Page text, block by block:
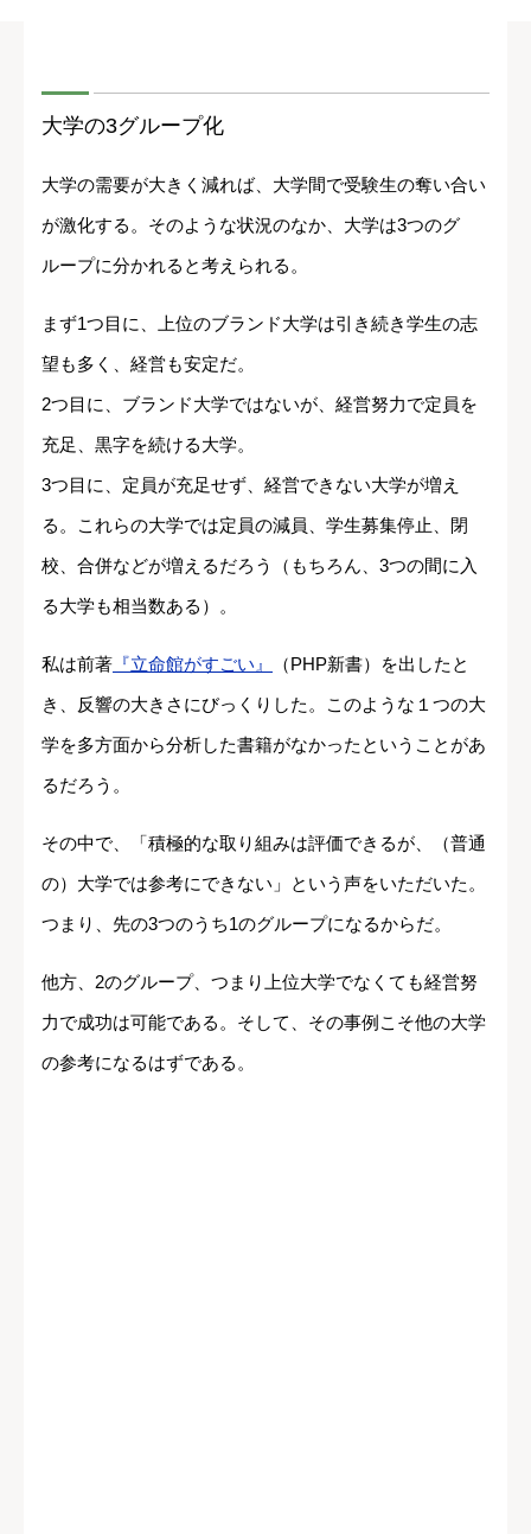
大学の3グループ化
大学の需要が大きく減れば、大学間で受験生の奪い合い
が激化する。そのような状況のなか、大学は3つのグ
ループに分かれると考えられる。
まず1つ目に、上位のブランド大学は引き続き学生の志
望も多く、経営も安定だ。
2つ目に、ブランド大学ではないが、経営努力で定員を
充足、黒字を続ける大学。
3つ目に、定員が充足せず、経営できない大学が増え
る。これらの大学では定員の減員、学生募集停止、閉
校、合併などが増えるだろう（もちろん、3つの間に入
る大学も相当数ある）。
私は前著 『立命館がすごい』
（PHP新書）を出したと
き、反響の大きさにびっくりした。このような１つの大
学を多方面から分析した書籍がなかったということがあ
るだろう。
その中で、「積極的な取り組みは評価できるが、（普通
の）大学では参考にできない」という声をいただいた。
つまり、先の3つのうち1のグループになるからだ。
他方、2のグループ、つまり上位大学でなくても経営努
力で成功は可能である。そして、その事例こそ他の大学
の参考になるはずである。